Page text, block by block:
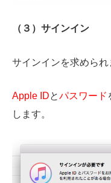
（３）サインイン
サインインを求められ
Apple IDとパスワード
します。